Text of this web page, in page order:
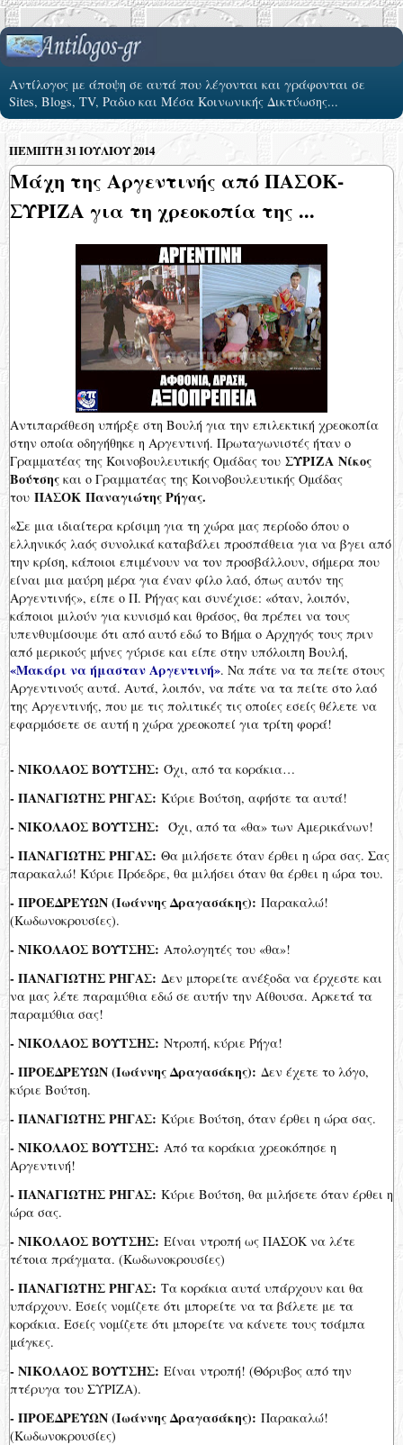
Αντίλογος με άποψη σε αυτά που λέγονται και γράφονται σε
Sites, Blogs, TV, Ραδιο και Μέσα Κοινωνικής Δικτύωσης...
ΠΈΜΠΤΗ 31 ΙΟΥΛΊΟΥ 2014
Μάχη της Αργεντινής από ΠΑΣΟΚ-
ΣΥΡΙΖΑ για τη χρεοκοπία της ...
Αντιπαράθεση υπήρξε στη Βουλή για την επιλεκτική χρεοκοπία
στην οποία οδηγήθηκε η Αργεντινή. Πρωταγωνιστές ήταν ο
Γραμματέας της Κοινοβουλευτικής Ομάδας του ΣΥΡΙΖΑ Νίκος
Βούτσης και ο Γραμματέας της Κοινοβουλευτικής Ομάδας
του ΠΑΣΟΚ Παναγιώτης Ρήγας.
«Σε μια ιδιαίτερα κρίσιμη για τη χώρα μας περίοδο όπου ο
ελληνικός λαός συνολικά καταβάλει προσπάθεια για να βγει από
την κρίση, κάποιοι επιμένουν να τον προσβάλλουν, σήμερα που
είναι μια μαύρη μέρα για έναν φίλο λαό, όπως αυτόν της
Αργεντινής», είπε ο Π. Ρήγας και συνέχισε: «όταν, λοιπόν,
κάποιοι μιλούν για κυνισμό και θράσος, θα πρέπει να τους
υπενθυμίσουμε ότι από αυτό εδώ το Βήμα ο Αρχηγός τους πριν
από μερικούς μήνες γύρισε και είπε στην υπόλοιπη Βουλή,
«Μακάρι να ήμασταν Αργεντινή». Να πάτε να τα πείτε στους
Αργεντινούς αυτά. Αυτά, λοιπόν, να πάτε να τα πείτε στο λαό
της Αργεντινής, που με τις πολιτικές τις οποίες εσείς θέλετε να
εφαρμόσετε σε αυτή η χώρα χρεοκοπεί για τρίτη φορά!
- ΝΙΚΟΛΑΟΣ ΒΟΥΤΣΗΣ: Όχι, από τα κοράκια…
- ΠΑΝΑΓΙΩΤΗΣ ΡΗΓΑΣ: Κύριε Βούτση, αφήστε τα αυτά!
- ΝΙΚΟΛΑΟΣ ΒΟΥΤΣΗΣ: Όχι, από τα «θα» των Αμερικάνων!
- ΠΑΝΑΓΙΩΤΗΣ ΡΗΓΑΣ: Θα μιλήσετε όταν έρθει η ώρα σας. Σας
παρακαλώ! Κύριε Πρόεδρε, θα μιλήσει όταν θα έρθει η ώρα του.
- ΠΡΟΕΔΡΕΥΩΝ (Ιωάννης Δραγασάκης): Παρακαλώ!
(Κωδωνοκρουσίες).
- ΝΙΚΟΛΑΟΣ ΒΟΥΤΣΗΣ: Απολογητές του «θα»!
- ΠΑΝΑΓΙΩΤΗΣ ΡΗΓΑΣ: Δεν μπορείτε ανέξοδα να έρχεστε και
να μας λέτε παραμύθια εδώ σε αυτήν την Αίθουσα. Αρκετά τα
παραμύθια σας!
- ΝΙΚΟΛΑΟΣ ΒΟΥΤΣΗΣ: Ντροπή, κύριε Ρήγα!
- ΠΡΟΕΔΡΕΥΩΝ (Ιωάννης Δραγασάκης): Δεν έχετε το λόγο,
κύριε Βούτση.
- ΠΑΝΑΓΙΩΤΗΣ ΡΗΓΑΣ: Κύριε Βούτση, όταν έρθει η ώρα σας.
- ΝΙΚΟΛΑΟΣ ΒΟΥΤΣΗΣ: Από τα κοράκια χρεοκόπησε η
Αργεντινή!
- ΠΑΝΑΓΙΩΤΗΣ ΡΗΓΑΣ: Κύριε Βούτση, θα μιλήσετε όταν έρθει η
ώρα σας.
- ΝΙΚΟΛΑΟΣ ΒΟΥΤΣΗΣ: Είναι ντροπή ως ΠΑΣΟΚ να λέτε
τέτοια πράγματα. (Κωδωνοκρουσίες)
- ΠΑΝΑΓΙΩΤΗΣ ΡΗΓΑΣ: Τα κοράκια αυτά υπάρχουν και θα
υπάρχουν. Εσείς νομίζετε ότι μπορείτε να τα βάλετε με τα
κοράκια. Εσείς νομίζετε ότι μπορείτε να κάνετε τους τσάμπα
μάγκες.
- ΝΙΚΟΛΑΟΣ ΒΟΥΤΣΗΣ: Είναι ντροπή! (Θόρυβος από την
πτέρυγα του ΣΥΡΙΖΑ).
- ΠΡΟΕΔΡΕΥΩΝ (Ιωάννης Δραγασάκης): Παρακαλώ!
(Κωδωνοκρουσίες)